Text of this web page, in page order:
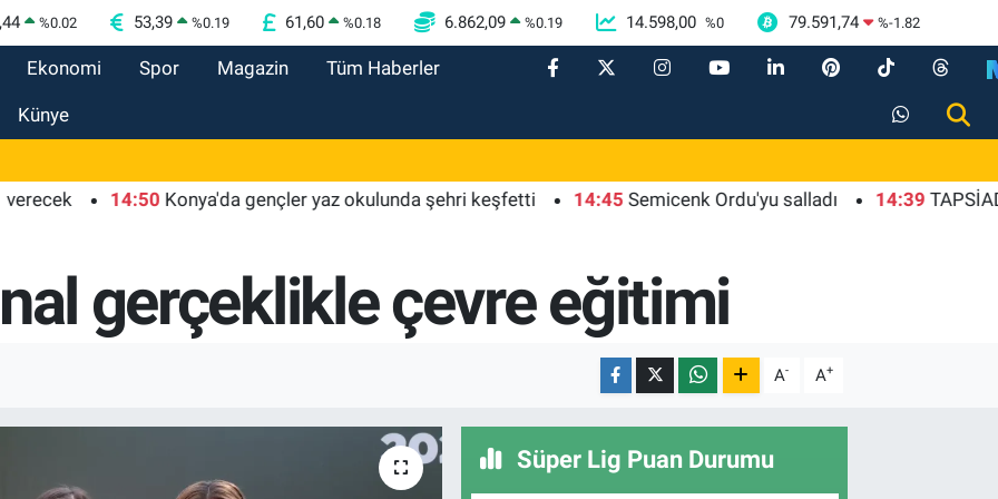
%0.02 53,39 %0.19 61,60 %0.18 6.862,09 %0.19 14.598,00 %0 79.591,74 %-1.82
Ekonomi Spor Magazin Tüm Haberler
Künye
14:50 Konya'da gençler yaz okulunda şehri keşfetti 14:45 Semicenk Ordu'yu salladı 14:39 TAPSİAD:
gerçeklikle çevre eğitimi
A- A+
Süper Lig Puan Durumu